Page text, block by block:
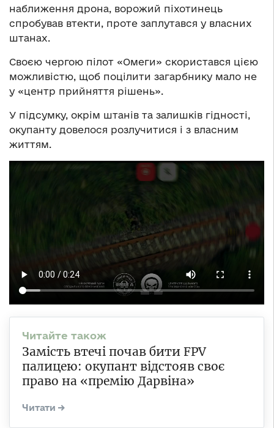
наближення дрона, ворожий піхотинець
спробував втекти, проте заплутався у власних
штанах.
Своєю чергою пілот «Омеги» скористався цією
можливістю, щоб поцілити загарбнику мало не
у «центр прийняття рішень».
У підсумку, окрім штанів та залишків гідності,
окупанту довелося розлучитися і з власним
життям.
Замість втечі почав бити FPV
палицею: окупант відстояв своє
право на «премію Дарвіна»